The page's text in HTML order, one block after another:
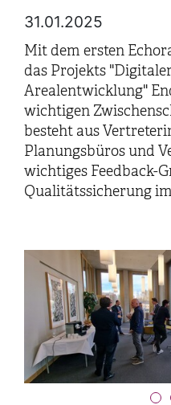
31.01.2025
Mit dem ersten
das Projekts
Arealentwicklung"
wichtigen
besteht aus
Planungsbüros und
wichtiges Feedback-
Qualitätssicherung